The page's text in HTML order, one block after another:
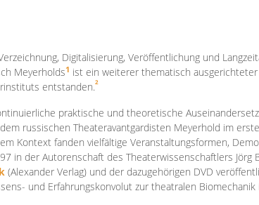
Digitalisierung, Veröffentlichung und
Meyerholds1 ist ein weiterer thematisch
entstanden.2
praktische und theoretische
russischen Theateravantgardisten Meyerhold im
Kontext fanden vielfältige Veranstaltungsformen,
in der Autorenschaft des Theaterwissenschaftlers Jörg
(Alexander Verlag) und der dazugehörigen DVD
und Erfahrungskonvolut zur theatralen Biomechanik